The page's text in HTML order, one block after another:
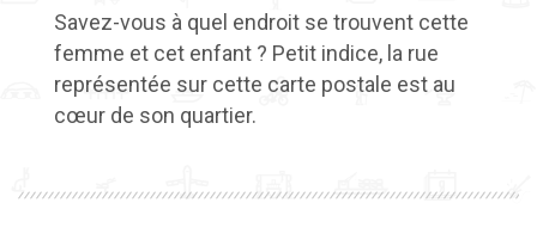
Savez-vous à quel endroit se trouvent cette
femme et cet enfant ? Petit indice, la rue
représentée sur cette carte postale est au
cœur de son quartier.